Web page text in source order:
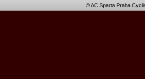
© AC Sparta Praha